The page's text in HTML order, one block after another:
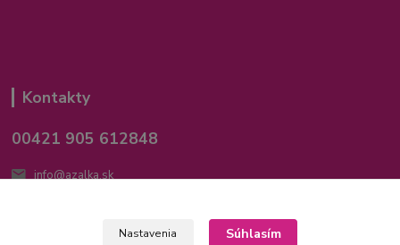
Kontakty
00421 905 612848
info@azalka.sk
Nastavenia Súhlasím